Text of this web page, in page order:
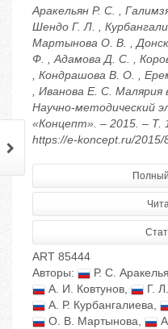
Аракельян Р. С. ,
Шендо Г. Л. ,
Мартынова О. В. ,
Ф. , Адамова Д. С. ,
, Кондрашова В. О. ,
, Иванова Е. С. Малярия
Научно-методический
«Концепт». – 2015. – Т.
https://e-koncept.ru/2015/
Полный
ART 85444
Авторы:
Р. С.
А. И. Ковтунов, Г.
А. Р. Курбангалиева,
О. В. Мартынова,